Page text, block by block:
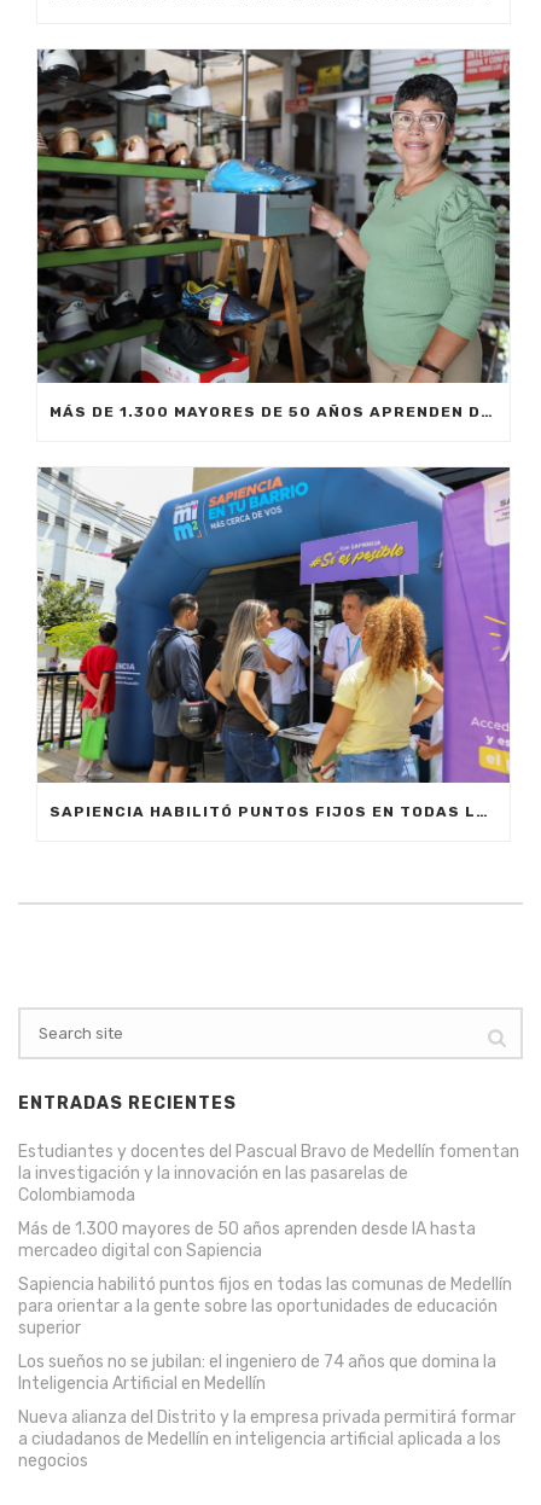
MÁS DE 1.300 MAYORES DE 50 AÑOS APRENDEN DESDE IA HASTA MERCADEO DIGITAL CON SAPIENCIA
SAPIENCIA HABILITÓ PUNTOS FIJOS EN TODAS LAS COMUNAS DE MEDELLÍN PARA ORIENTAR A LA GENTE SOBRE LAS OPORTUNIDADES DE EDUCACIÓN SUPERIOR
ENTRADAS RECIENTES
Estudiantes y docentes del Pascual Bravo de Medellín fomentan
la investigación y la innovación en las pasarelas de
Colombiamoda
Más de 1.300 mayores de 50 años aprenden desde IA hasta
mercadeo digital con Sapiencia
Sapiencia habilitó puntos fijos en todas las comunas de Medellín
para orientar a la gente sobre las oportunidades de educación
superior
Los sueños no se jubilan: el ingeniero de 74 años que domina la
Inteligencia Artificial en Medellín
Nueva alianza del Distrito y la empresa privada permitirá formar
a ciudadanos de Medellín en inteligencia artificial aplicada a los
negocios